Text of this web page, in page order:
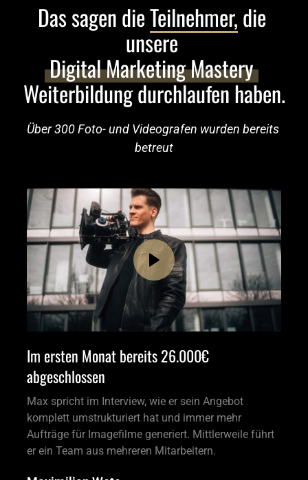
Das sagen die Teilnehmer, die
unsere
Digital Marketing Mastery
Weiterbildung durchlaufen haben.
Über 300 Foto- und Videografen wurden bereits
betreut
Im ersten Monat bereits 26.000€
abgeschlossen
Max spricht im Interview, wie er sein Angebot
komplett umstrukturiert hat und immer mehr
Aufträge für Imagefilme generiert. Mittlerweile führt
er ein Team aus mehreren Mitarbeitern.